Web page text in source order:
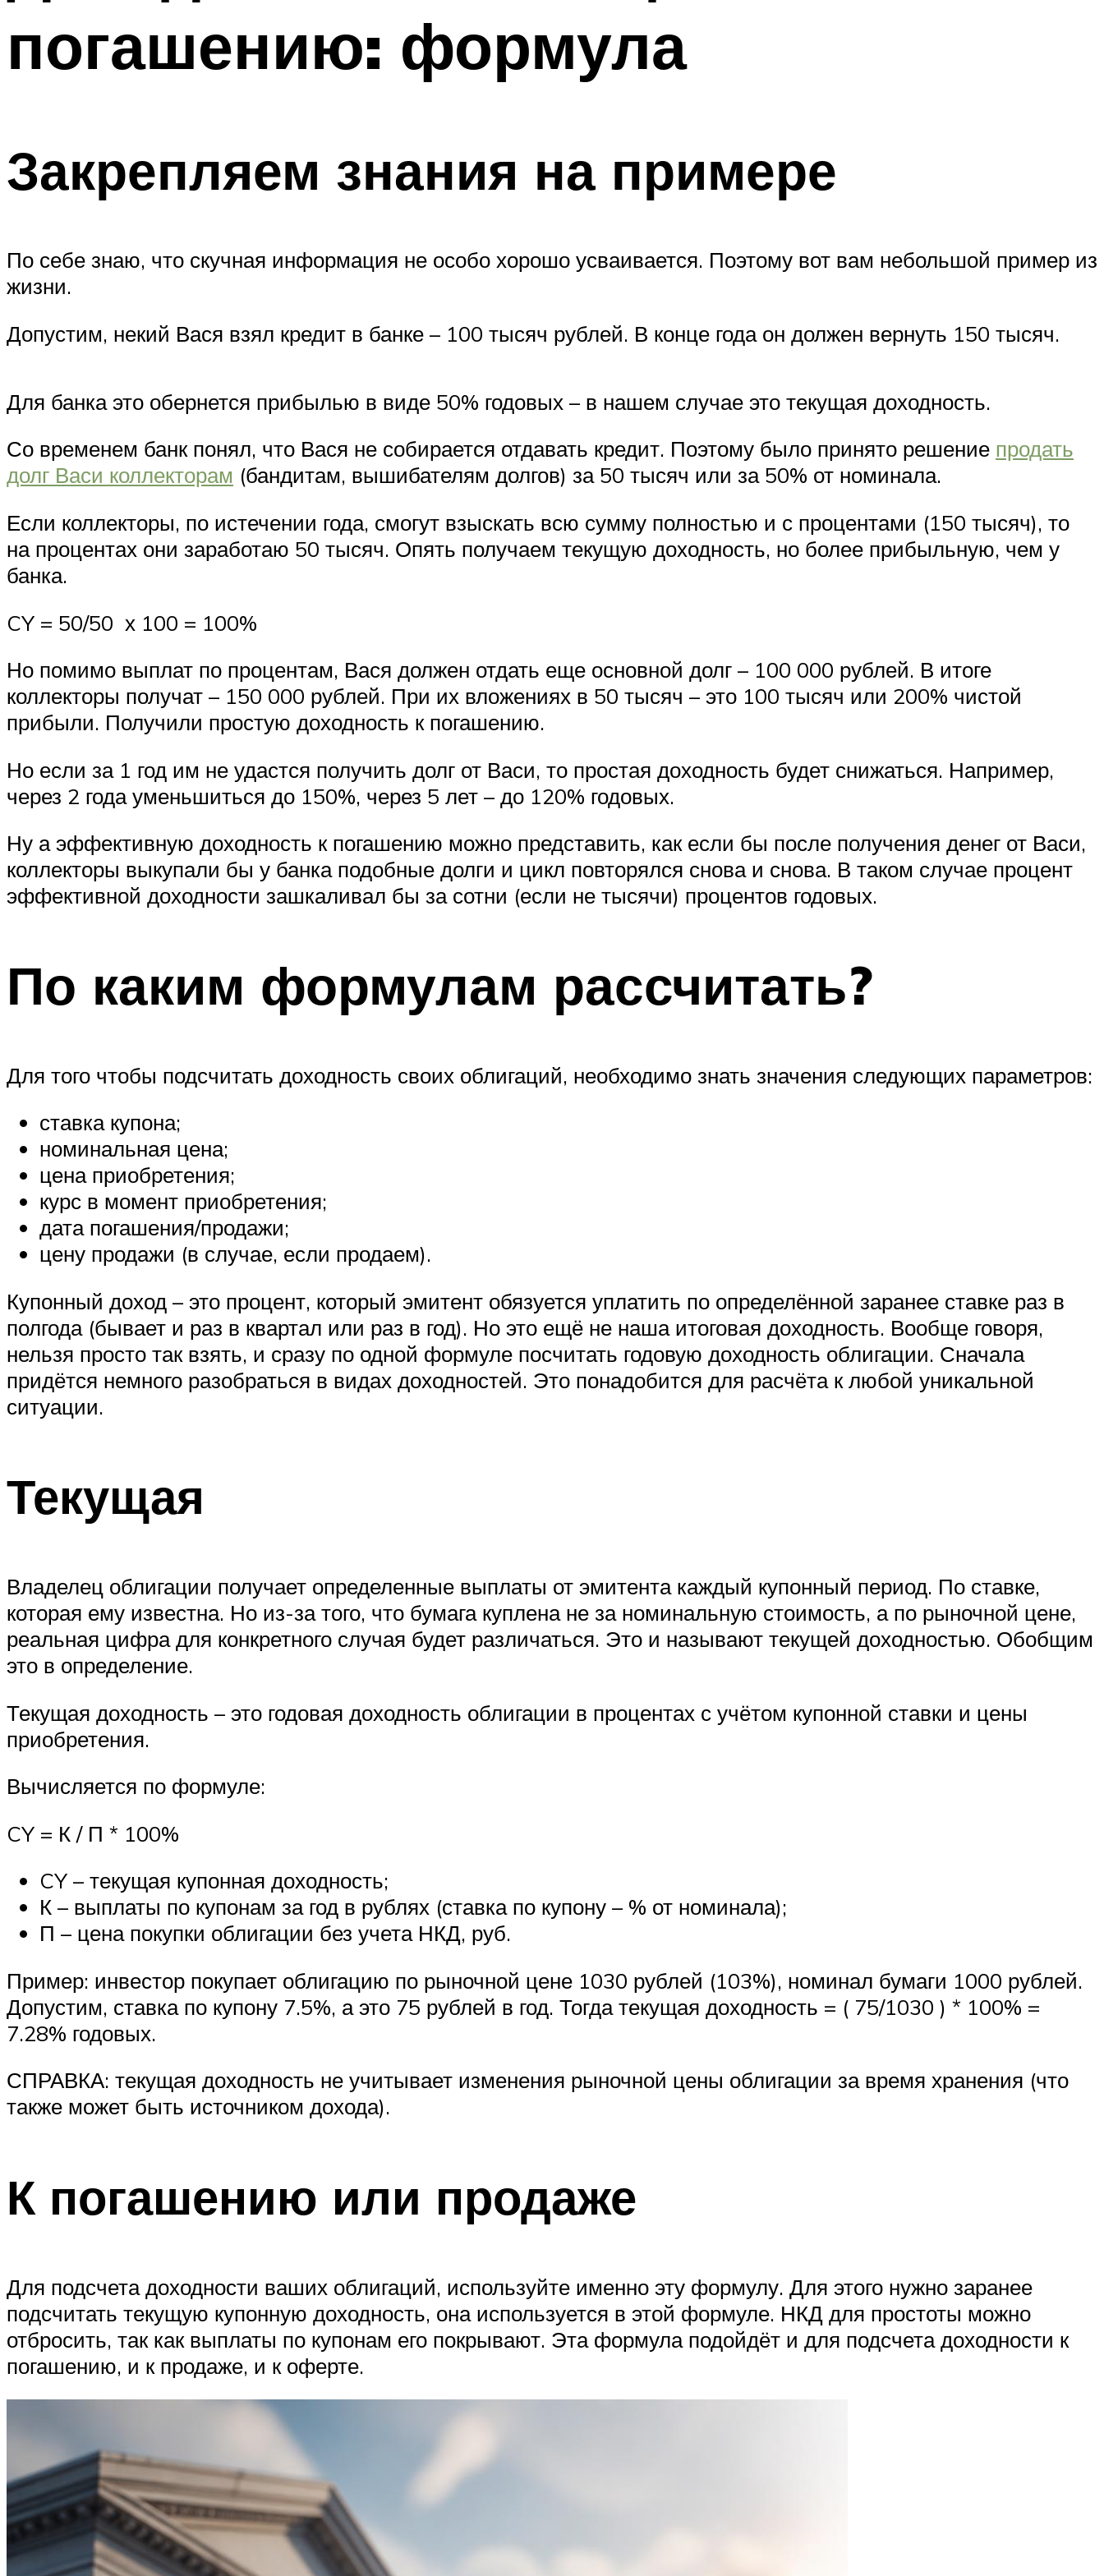
погашению: формула
Закрепляем знания на примере
По себе знаю, что скучная информация не особо хорошо усваивается. Поэтому вот вам небольшой пример из
жизни.
Допустим, некий Вася взял кредит в банке – 100 тысяч рублей. В конце года он должен вернуть 150 тысяч.
Для банка это обернется прибылью в виде 50% годовых – в нашем случае это текущая доходность.
Со временем банк понял, что Вася не собирается отдавать кредит. Поэтому было принято решение продать
долг Васи коллекторам (бандитам, вышибателям долгов) за 50 тысяч или за 50% от номинала.
Если коллекторы, по истечении года, смогут взыскать всю сумму полностью и с процентами (150 тысяч), то
на процентах они заработаю 50 тысяч. Опять получаем текущую доходность, но более прибыльную, чем у
банка.
CY = 50/50 х 100 = 100%
Но помимо выплат по процентам, Вася должен отдать еще основной долг – 100 000 рублей. В итоге
коллекторы получат – 150 000 рублей. При их вложениях в 50 тысяч – это 100 тысяч или 200% чистой
прибыли. Получили простую доходность к погашению.
Но если за 1 год им не удастся получить долг от Васи, то простая доходность будет снижаться. Например,
через 2 года уменьшиться до 150%, через 5 лет – до 120% годовых.
Ну а эффективную доходность к погашению можно представить, как если бы после получения денег от Васи,
коллекторы выкупали бы у банка подобные долги и цикл повторялся снова и снова. В таком случае процент
эффективной доходности зашкаливал бы за сотни (если не тысячи) процентов годовых.
По каким формулам рассчитать?
Для того чтобы подсчитать доходность своих облигаций, необходимо знать значения следующих параметров:
ставка купона;
номинальная цена;
цена приобретения;
курс в момент приобретения;
дата погашения/продажи;
цену продажи (в случае, если продаем).
Купонный доход – это процент, который эмитент обязуется уплатить по определённой заранее ставке раз в
полгода (бывает и раз в квартал или раз в год). Но это ещё не наша итоговая доходность. Вообще говоря,
нельзя просто так взять, и сразу по одной формуле посчитать годовую доходность облигации. Сначала
придётся немного разобраться в видах доходностей. Это понадобится для расчёта к любой уникальной
ситуации.
Текущая
Владелец облигации получает определенные выплаты от эмитента каждый купонный период. По ставке,
которая ему известна. Но из-за того, что бумага куплена не за номинальную стоимость, а по рыночной цене,
реальная цифра для конкретного случая будет различаться. Это и называют текущей доходностью. Обобщим
это в определение.
Текущая доходность – это годовая доходность облигации в процентах с учётом купонной ставки и цены
приобретения.
Вычисляется по формуле:
CY = К / П * 100%
CY – текущая купонная доходность;
К – выплаты по купонам за год в рублях (ставка по купону – % от номинала);
П – цена покупки облигации без учета НКД, руб.
Пример: инвестор покупает облигацию по рыночной цене 1030 рублей (103%), номинал бумаги 1000 рублей.
Допустим, ставка по купону 7.5%, а это 75 рублей в год. Тогда текущая доходность = ( 75/1030 ) * 100% =
7.28% годовых.
СПРАВКА: текущая доходность не учитывает изменения рыночной цены облигации за время хранения (что
также может быть источником дохода).
К погашению или продаже
Для подсчета доходности ваших облигаций, используйте именно эту формулу. Для этого нужно заранее
подсчитать текущую купонную доходность, она используется в этой формуле. НКД для простоты можно
отбросить, так как выплаты по купонам его покрывают. Эта формула подойдёт и для подсчета доходности к
погашению, и к продаже, и к оферте.